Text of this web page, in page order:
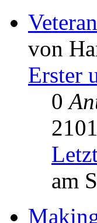
von
Erster
0
am